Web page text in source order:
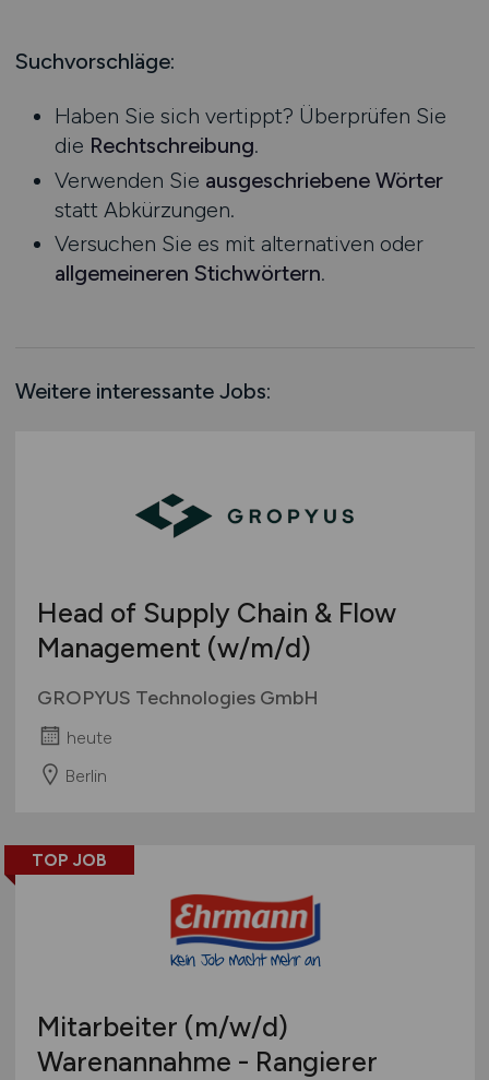
Schienen- / Straßen- / Luft- / Seefracht
Supply Chain Management
Vertrieb / Verkauf / Handel
Zoll / Behörden
Sonstige
Mecklenburg-Vorpommern
Nordrhein-Westfalen
Rheinland-Pfalz
Saarland
Sachsen
Sachsen-Anhalt
Schleswig-Holstein
Schweiz
Suchvorschläge:
Haben Sie sich vertippt? Überprüfen Sie
die Rechtschreibung.
Verwenden Sie ausgeschriebene Wörter
statt Abkürzungen.
Versuchen Sie es mit alternativen oder
allgemeineren Stichwörtern.
Weitere interessante Jobs:
Head of Supply Chain & Flow
Management (w/m/d)
GROPYUS Technologies GmbH
heute
Berlin
TOP JOB
Mitarbeiter (m/w/d)
Warenannahme - Rangierer